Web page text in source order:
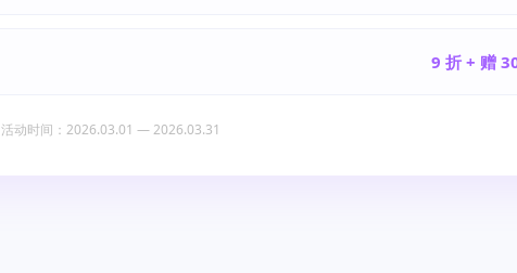
9 折 + 赠
活动时间：2026.03.01 — 2026.03.31